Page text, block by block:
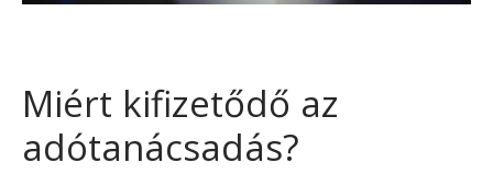
Miért kifizetődő az
adótanácsadás?